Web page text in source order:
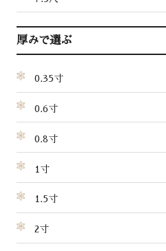
厚みで選ぶ
0.35寸
0.6寸
0.8寸
1寸
1.5寸
2寸